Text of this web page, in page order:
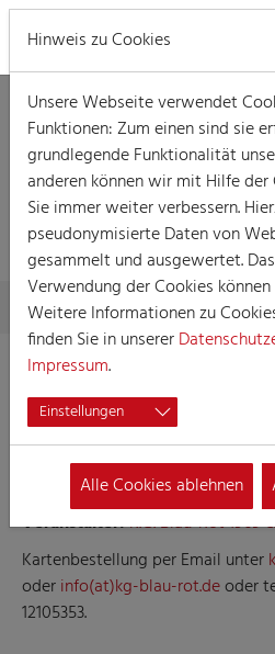
Skip to main content
You are here:
Home Session
Mädchensitzung
04.01.2026 15:00
Koelnmesse, Kristallsaal CC
Veranstalter:K.G. Blau-Rot 1969
Kartenbestellung per Email unter
oderinfo(at)kg-blau-rot.deoder
12105353.
Hinweis zu Cookies
Unsere Webseite verwendet
Funktionen: Zum einen sind sie
grundlegende Funktionalität
anderen können wir mit Hilfe
Sie immer weiter verbessern.
pseudonymisierte Daten von
gesammelt und ausgewertet.
Verwendung der Cookies
Weitere Informationen zu
finden Sie in unserer
Impressum.
Einstellungen
Alle Cookies ablehnen